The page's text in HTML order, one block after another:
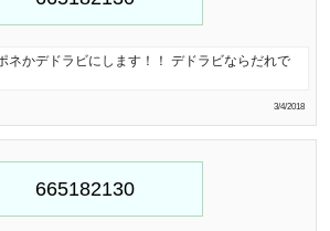
ネかデドラビにします！！ デドラビならだれで
3/4/2018